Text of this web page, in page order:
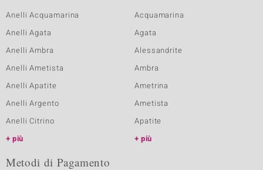
Anelli Acquamarina
Anelli Agata
Anelli Ambra
Anelli Ametista
Anelli Apatite
Anelli Argento
Anelli Citrino
più
Acquamarina
Agata
Alessandrite
Ambra
Ametrina
Ametista
Apatite
più
Metodi di Pagamento